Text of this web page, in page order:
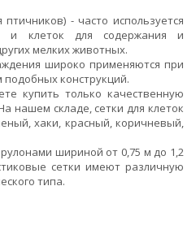
- часто используется
и клеток для содержания и
мелких животных.
широко применяются при
подобных конструкций.
купить только качественную
нашем складе, сетки для клеток
хаки, красный, коричневый,
шириной от 0,75 м до 1,2
сетки имеют различную
типа.